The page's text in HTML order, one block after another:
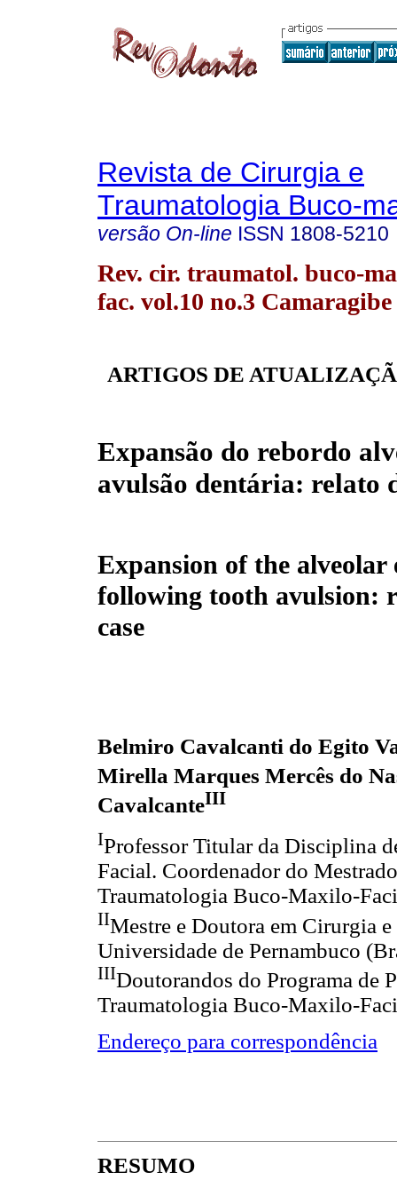
Revista de Cirurgia e
Traumatologia Buco-
versão On-line ISSN 1808-5210
Rev. cir. traumatol. buco-
fac. vol.10 no.3
ARTIGOS DE
Expansão do rebordo
avulsão dentária: relato
Expansion of the alveolar
following tooth avulsion:
case
Belmiro Cavalcanti do Egito
Mirella Marques Mercês do
CavalcanteIII
IProfessor Titular da Disciplina
Facial. Coordenador do
Traumatologia Buco-Maxilo-
IIMestre e Doutora em Cirurgia
Universidade de Pernambuco
IIIDoutorandos do Programa de
Traumatologia Buco-Maxilo-
Endereço para correspondência
RESUMO